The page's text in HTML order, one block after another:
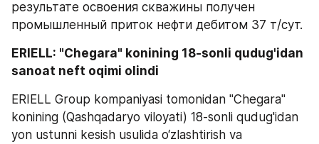
результате освоения скважины получен
промышленный приток нефти дебитом 37 т/сут.
ERIELL: "Chegara" konining 18-sonli qudug'idan
sanoat neft oqimi olindi
ERIELL Group kompaniyasi tomonidan "Chegara"
konining (Qashqadaryo viloyati) 18-sonli qudug'idan
yon ustunni kesish usulida o‘zlashtirish va